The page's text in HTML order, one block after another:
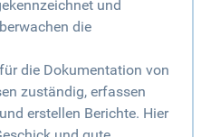
und
die
die Dokumentation von
zuständig, erfassen
erstellen Berichte. Hier